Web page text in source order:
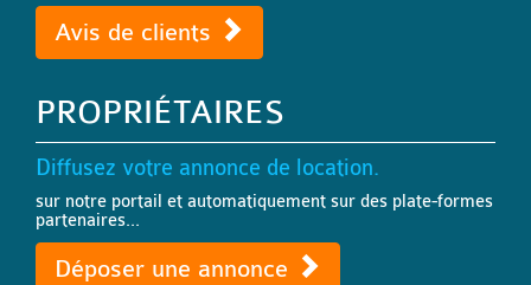
Avis de clients
PROPRIÉTAIRES
Diffusez votre annonce de location.
sur notre portail et automatiquement sur des plate-formes
partenaires...
Déposer une annonce